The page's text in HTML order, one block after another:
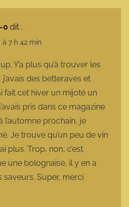
0 dit :
à 7 h 42 min
Y’a plus qu’à trouver les
j’avais des betteraves et
fait cet hiver un mijoté un
pris dans ce magazine
l’automne prochain, je
Je trouve qu’un peu de vin
plus. Trop, non, c’est
une bolognaise, il y en a
saveurs. Super, merci